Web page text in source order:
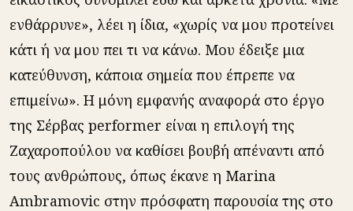
ενθάρρυνε», λέει η ίδια, «χωρίς να μου προτείνει
κάτι ή να μου πει τι να κάνω. Μου έδειξε μια
κατεύθυνση, κάποια σημεία που έπρεπε να
επιμείνω». Η μόνη εμφανής αναφορά στο έργο
της Σέρβας performer είναι η επιλογή της
Ζαχαροπούλου να καθίσει βουβή απέναντι από
τους ανθρώπους, όπως έκανε η Marina
Ambramovic στην πρόσφατη παρουσία της στο